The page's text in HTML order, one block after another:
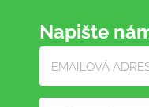
Napište